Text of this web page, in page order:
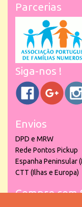
Parcerias
Siga-nos !
Envios
DPD e MRW
Rede Pontos Pickup
Espanha Peninsular
CTT (Ilhas e Europa)
Compre com